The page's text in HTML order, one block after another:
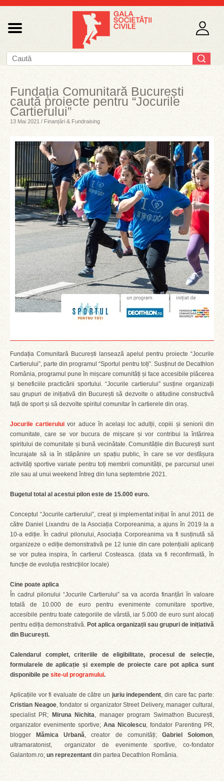
Fundația Comunitară București
caută proiecte pentru “Jocurile
Cartierului”
13 Mai 2021 / Finanțări & Fundraising
Fundația Comunitară București lansează apelul pentru proiecte “Jocurile
Cartierului”, parte din programul “Sportul pentru toți”. Susținut de Decathlon
România, programul pune în mișcare comunități și face accesibile plăcerea
și beneficiile practicării sportului. “Jocurile cartierului” susține organizații
sau grupuri de inițiativă din București să dezvolte o atitudine constructivă
față de sport și să dezvolte spiritul comunitar în cartierele din oraș.
Jocurile cartierului vor aduce în același loc adulții, copiii și seniorii din
comunitate, care se vor bucura de mișcare și vor contribui la întărirea
spiritului de comunitate și bună vecinătate. Comunitățile din București sunt
încurajate să ia în stăpânire un spațiu public, în care se vor desfășura
activități sportive variate pentru toți membrii comunității, pe parcursul unei
zile sau al unui weekend întreg din luna septembrie 2021.
Bugetul total al acestui pilon este de 15.000 euro.
Conceptul “Jocurile cartierului”, creat și implementat inițial în anul 2011 de
către Daniel Lixandru de la Asociația Corporeanima, a ajuns în 2019 la a
10-a ediție. În cadrul pilonului, Asociația Corporeanima va fi susținută să
organizeze o ediție demonstrativă pe 12 iunie din care potențialii aplicanți
se vor putea inspira, în cartierul Costeasca. (data va fi reconfirmată, în
funcție de evoluția restricțiilor locale)
Cine poate aplica
În cadrul pilonului “Jocurile Cartierului” sa va acorda finanțări în valoare
totală de 10.000 de euro pentru evenimente comunitare sportive,
accesibile pentru toate categoriile de vârstă, iar 5.000 de euro sunt alocați
pentru ediția demonstrativă. Pot aplica organizații sau grupuri de inițiativă
din București.
Calendarul complet, criteriile de eligibilitate, procesul de selecție,
formularele de aplicație și exemple de proiecte care pot aplica sunt
disponibile pe site-ul programului.
Aplicațiile vor fi evaluate de către un juriu independent, din care fac parte:
Cristian Neagoe, fondator si organizator Street Delivery, manager cultural,
specialist PR;
Miruna Nichita, manager program Swimathon București,
organizator evenimente sportive; Ana Nicolescu, fondator Parenting PR,
blogger
Mămica Urbană, creator de comunități; Gabriel Solomon,
ultramaratonist, organizator de evenimente sportive, co-fondator
Galantom.ro; un reprezentant din partea Decathlon România.